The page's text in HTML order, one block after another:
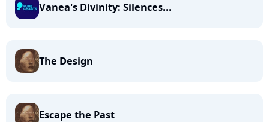
Vanea's Divinity: Silences...
The Design
Escape the Past